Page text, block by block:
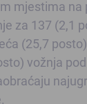
mjestima
za 137 (2,1
(25,7
vožnja